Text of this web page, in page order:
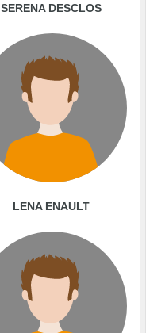
SERENA DESCLOS
LENA ENAULT